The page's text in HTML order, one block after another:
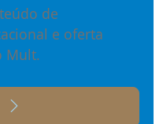
de
e oferta
Mult.